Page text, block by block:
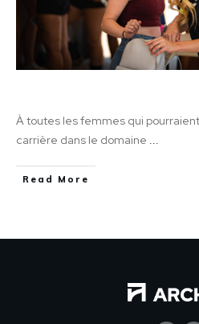
À toutes les femmes qui
carrière dans le domaine ...
Read More